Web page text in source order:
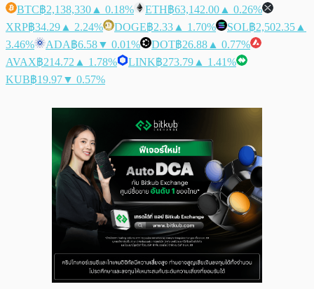
BTC฿2,138,330 ▲ 0.18% ETH฿63,142.00 ▲ 0.26%
XRP฿34.29 ▲ 2.24% DOGE฿2.33 ▲ 1.70% SOL฿2,502.35 ▲
3.46%
ADA฿6.58▼ 0.01% DOT฿26.88 ▲ 0.77%
AVAX฿214.72 ▲ 1.78% LINK฿273.79 ▲ 1.41%
KUB฿19.97▼ 0.57%